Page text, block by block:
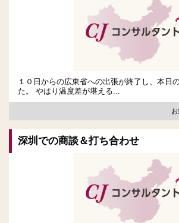
１０日からの広東省への出張が終了し、本日
た。 やはり温度差が堪える...
深圳での商談＆打ち合わせ